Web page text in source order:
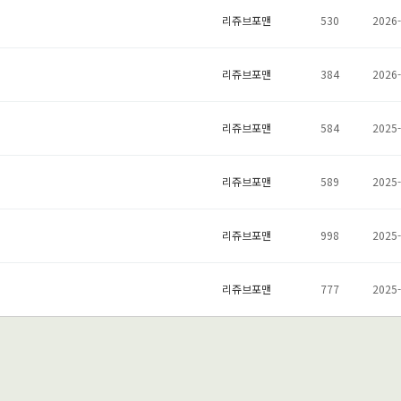
리쥬브포맨 530
리쥬브포맨 384
리쥬브포맨 584
리쥬브포맨 589
리쥬브포맨 998
리쥬브포맨 777